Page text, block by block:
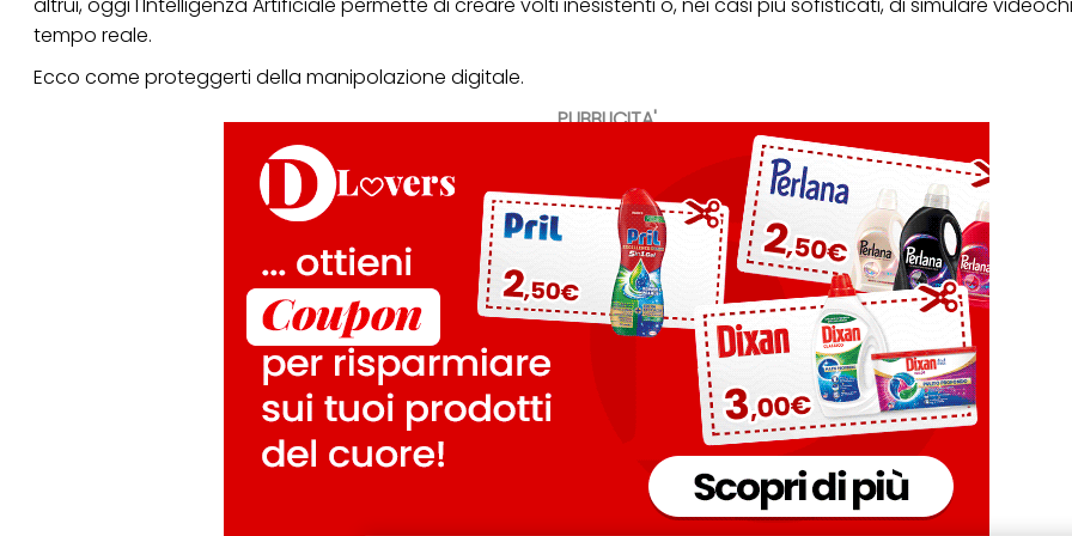
PUBBLICITA'
altrui, oggi l'Intelligenza Artificiale permette di creare volti inesistenti o, nei casi più sofisticati, di simulare
tempo reale.
Ecco come proteggerti della manipolazione digitale.